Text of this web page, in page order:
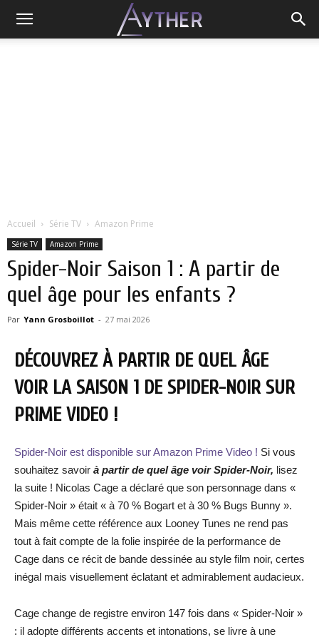
Accueil Série TV Amazon Prime
Série TV Amazon Prime
Spider-Noir Saison 1 : A partir de
quel âge pour les enfants ?
Par Yann Grosboillot - 27 mai 2026
DÉCOUVREZ À PARTIR DE QUEL ÂGE
VOIR LA SAISON 1 DE SPIDER-NOIR SUR
PRIME VIDEO !
Spider-Noir est disponible sur Amazon Prime Video ! Si vous
souhaitez savoir à partir de quel âge voir Spider-Noir, lisez
la suite ! Nicolas Cage a déclaré que son personnage dans «
Spider-Noir » était « à 70 % Bogart et à 30 % Bugs Bunny ».
Mais même cette référence aux Looney Tunes ne rend pas
tout à fait compte de la folie inspirée de la performance de
Cage dans ce récit de bande dessinée au style film noir, certes
inégal mais visuellement éclatant et admirablement audacieux.
Cage change de registre environ 147 fois dans « Spider-Noir »
: il adopte différents accents et intonations, se livre à une